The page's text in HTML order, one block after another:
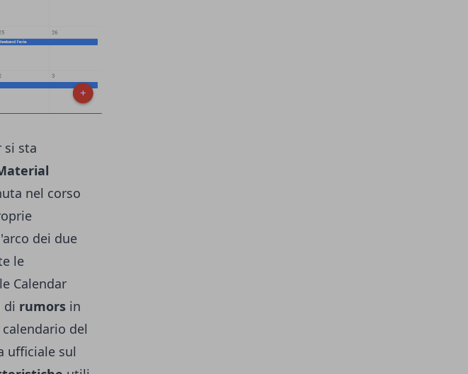
si sta
nel corso
dei due
le
Calendar
di rumors in
del
ufficiale sul